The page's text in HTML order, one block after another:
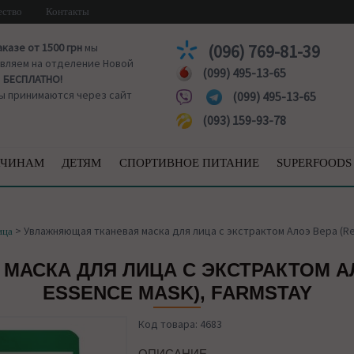
Контакты
от 1500 грнмы
на отделение Новой
БЕСПЛАТНО!
принимаются через сайт
(096) 769-81-39
(099) 495-13-65
(099) 495-13-65
(093) 159-93-78
ДЕТЯМ СПОРТИВНОЕ ПИТАНИЕ SUPERFOODS
> Увлажняющая тканевая маска для лица с экстрактом Алоэ Вера
ДЛЯ ЛИЦА С ЭКСТРАКТОМ
ESSENCE MASK), FARMSTAY
Код товара: 4683